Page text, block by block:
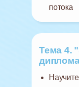
Тема 4.
потока